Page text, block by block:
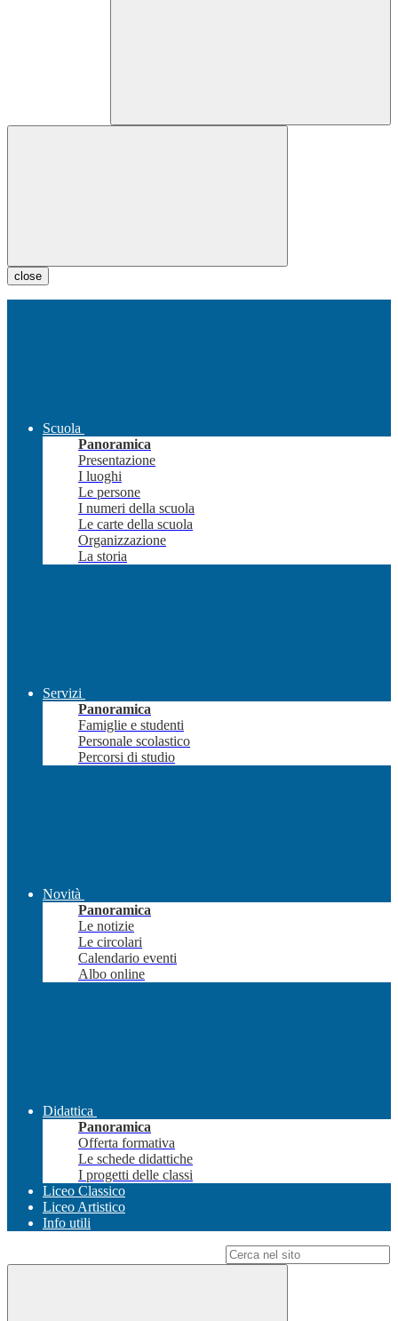
close
Scuola
Panoramica
Presentazione
I luoghi
Le persone
I numeri della scuola
Le carte della scuola
Organizzazione
La storia
Servizi
Panoramica
Famiglie e studenti
Personale scolastico
Percorsi di studio
Novità
Panoramica
Le notizie
Le circolari
Calendario eventi
Albo online
Didattica
Panoramica
Offerta formativa
Le schede didattiche
I progetti delle classi
Liceo Classico
Liceo Artistico
Info utili